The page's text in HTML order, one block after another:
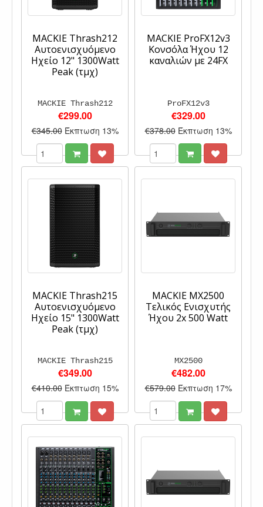
MACKIE Thrash212
Αυτοενισχυόμενο
Ηχείο 12" 1300Watt
Peak (τμχ)
MACKIE Thrash212
€299.00
€345.00 Έκπτωση 13%
MACKIE ProFX12v3
Κονσόλα Ήχου 12
καναλιών με 24FX
ProFX12v3
€329.00
€378.00 Έκπτωση 13%
MACKIE Thrash215
Αυτοενισχυόμενο
Ηχείο 15" 1300Watt
Peak (τμχ)
MACKIE Thrash215
€349.00
€410.00 Έκπτωση 15%
MACKIE MX2500
Τελικός Ενισχυτής
Ήχου 2x 500 Watt
MX2500
€482.00
€579.00 Έκπτωση 17%